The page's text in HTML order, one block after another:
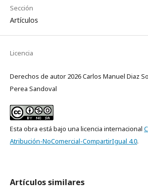
Sección
Artículos
Licencia
Derechos de autor 2026 Carlos Manuel Diaz
Perea Sandoval
Esta obra está bajo una licencia internacional
Atribución-NoComercial-CompartirIgual 4.0.
Artículos similares